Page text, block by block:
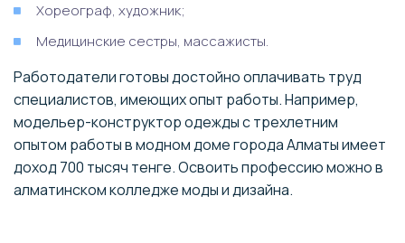
Хореограф, художник;
Медицинские сестры, массажисты.
Работодатели готовы достойно оплачивать труд
специалистов, имеющих опыт работы. Например,
модельер-конструктор одежды с трехлетним
опытом работы в модном доме города Алматы имеет
доход 700 тысяч тенге. Освоить профессию можно в
алматинском колледже моды и дизайна.